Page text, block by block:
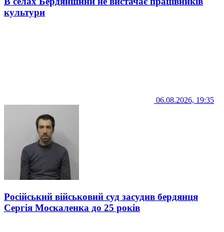
культури
06.08.2026, 19:35
Російський військовий суд засудив бердянця
Сергія Москаленка до 25 років